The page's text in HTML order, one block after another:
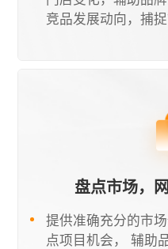
竞品发展动向，捕捉
盘点市场，
提供准确充分的市
点项目机会， 辅助